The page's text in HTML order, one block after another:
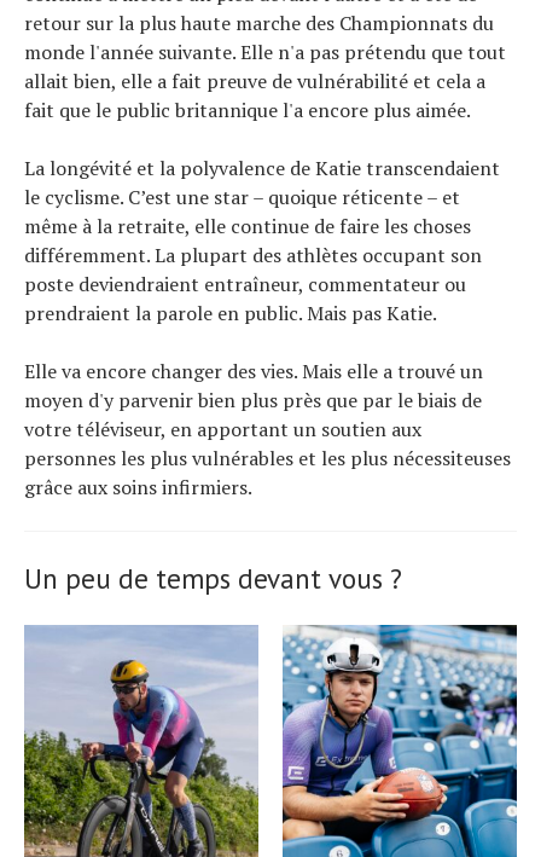
retour sur la plus haute marche des Championnats du
monde l'année suivante. Elle n'a pas prétendu que tout
allait bien, elle a fait preuve de vulnérabilité et cela a
fait que le public britannique l'a encore plus aimée.
La longévité et la polyvalence de Katie transcendaient
le cyclisme. C’est une star – quoique réticente – et
même à la retraite, elle continue de faire les choses
différemment. La plupart des athlètes occupant son
poste deviendraient entraîneur, commentateur ou
prendraient la parole en public. Mais pas Katie.
Elle va encore changer des vies. Mais elle a trouvé un
moyen d'y parvenir bien plus près que par le biais de
votre téléviseur, en apportant un soutien aux
personnes les plus vulnérables et les plus nécessiteuses
grâce aux soins infirmiers.
Un peu de temps devant vous ?